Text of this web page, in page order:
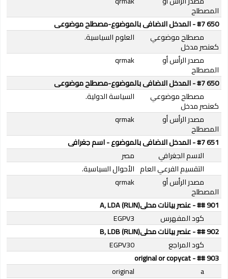
المصطلح
650 #7 - المدخل الاضافى بالموضوع-مصطلح موضوعى
مصطلح موضوعي
كعنصر مدخل
العلوم السياسية.
مصدر الرأس أو
المصطلح
qrmak
650 #7 - المدخل الاضافى بالموضوع-مصطلح موضوعى
مصطلح موضوعي
كعنصر مدخل
السياسة الدولية.
مصدر الرأس أو
المصطلح
qrmak
651 #7 - المدخل الاضافى بالموضوع - اسم جغرافى
الاسم الجغرافي
مصر
التقسيم الفرعي العام الأحوال السياسية.
مصدر الرأس أو
المصطلح
qrmak
901 ## - عنصر بيانات محلىA, LDA (RLIN)
كود المفهرس
EGPV3
902 ## - عنصر بيانات محلىB, LDB (RLIN)
كود المراجع
EGPV30
903 ## - original or copycat
a
original